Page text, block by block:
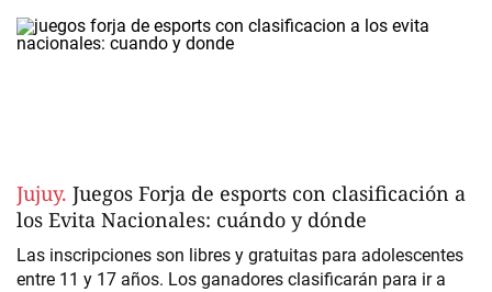
Jujuy. Juegos Forja de esports con clasificación a
los Evita Nacionales: cuándo y dónde
Las inscripciones son libres y gratuitas para adolescentes
entre 11 y 17 años. Los ganadores clasificarán para ir a